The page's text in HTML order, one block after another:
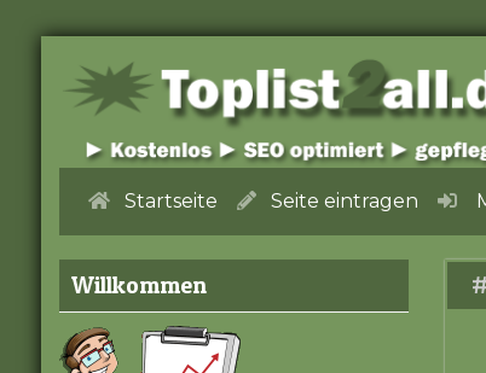
Startseite Seite eintragen
Willkommen